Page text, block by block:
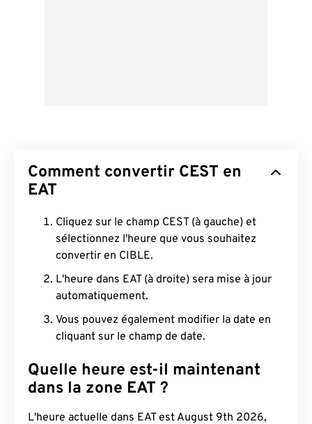
Comment convertir CEST en
EAT
Cliquez sur le champ CEST (à gauche) et
sélectionnez l'heure que vous souhaitez
convertir en CIBLE.
L'heure dans EAT (à droite) sera mise à jour
automatiquement.
Vous pouvez également modifier la date en
cliquant sur le champ de date.
Quelle heure est-il maintenant
dans la zone EAT ?
L'heure actuelle dans EAT est August 9th 2026,